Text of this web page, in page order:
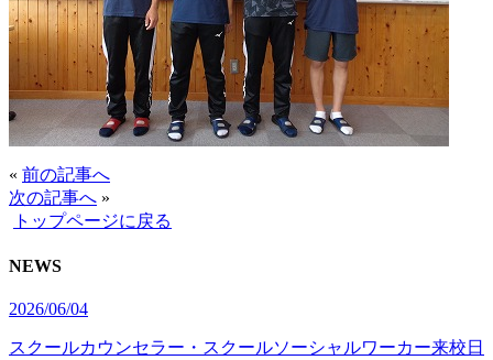
« 前の記事へ
次の記事へ »
トップページに戻る
NEWS
2026/06/04
スクールカウンセラー・スクールソーシャルワーカー来校日